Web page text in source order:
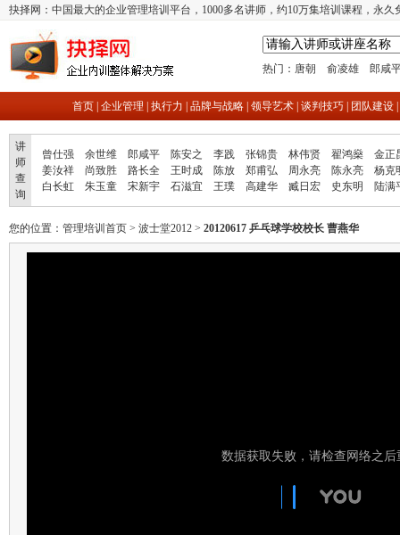
抉择网：中国最大的企业管理培训平台，1000多名讲师，约10万集培训课程，永
热门： 唐朝 俞凌雄 郎咸
首页| 企业管理 执行力 品牌与战略| 领导艺术| 谈判技巧| 团队建设|
讲
师
查
询
曾仕强 余世维 郎咸平 陈安之 李践 张锦贵 林伟贤 翟鸿燊
金正
姜汝祥
尚致胜 路长全 王时成 陈放 郑甫弘 周永亮 陈永亮
杨克
白长虹
朱玉童 宋新宇 石滋宜 王璞 高建华 臧日宏 史东明 陆满
您的位置： 管理培训首页 > 波士堂2012 > 20120617 乒乓球学校校长 曹燕华